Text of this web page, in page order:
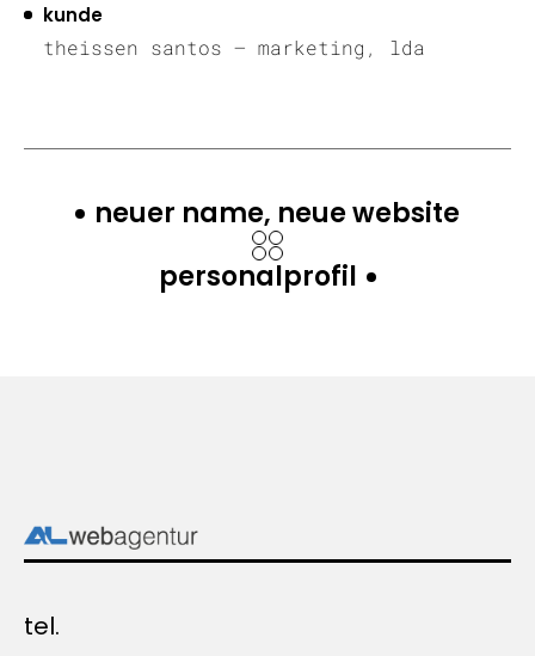
kunde
theissen santos – marketing, lda
neuer name, neue website
personalprofil
tel.